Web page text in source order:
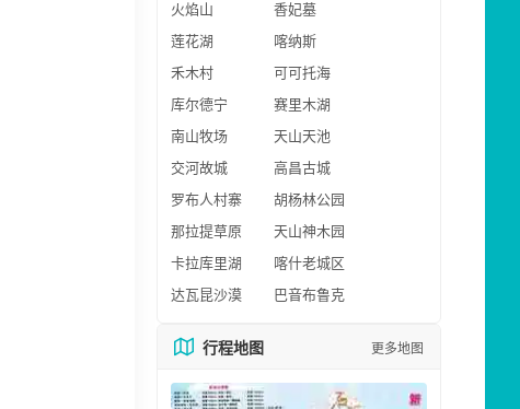
火焰山
香妃墓
莲花湖
喀纳斯
禾木村
可可托海
库尔德宁
赛里木湖
南山牧场
天山天池
交河故城
高昌古城
罗布人村寨
胡杨林公园
那拉提草原
天山神木园
卡拉库里湖
喀什老城区
达瓦昆沙漠
巴音布鲁克
行程地图 更多地图